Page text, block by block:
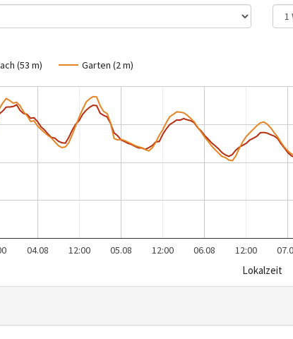
(53 m) Garten (2 m)
04.08 05.08 06.08
12:00 12:00 12:00
Lokalzeit